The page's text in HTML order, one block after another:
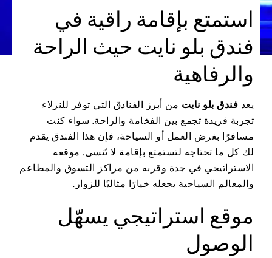
استمتع بإقامة راقية في
فندق بلو نايت حيث الراحة
والرفاهية
يعد فندق بلو نايت من أبرز الفنادق التي توفر للنزلاء
تجربة فريدة تجمع بين الفخامة والراحة. سواء كنت
مسافرًا بغرض العمل أو السياحة، فإن هذا الفندق يقدم
لك كل ما تحتاجه لتستمتع بإقامة لا تُنسى. موقعه
الاستراتيجي في جدة وقربه من مراكز التسوق والمطاعم
والمعالم السياحية يجعله خيارًا مثاليًا للزوار.
موقع استراتيجي يسهّل
الوصول